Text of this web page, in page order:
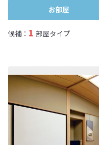
お部屋
候補： 1 部屋タイプ